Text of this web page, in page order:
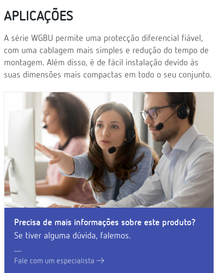
APLICAÇÕES
A série WGBU permite uma protecção diferencial fiável,
com uma cablagem mais simples e redução do tempo de
montagem. Além disso, é de fácil instalação devido às
suas dimensões mais compactas em todo o seu conjunto.
Precisa de mais informações sobre este produto?
Se tiver alguma dúvida, falemos.
Fale com um especialista